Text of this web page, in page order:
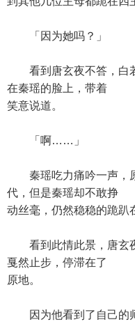
「因为她吗？」
看到唐玄夜不答，白
在秦瑶的脸上，带着
笑意说道。
「啊……」
秦瑶吃力痛吟一声，
代，但是秦瑶却不敢挣
动丝毫，仍然稳稳的跪趴
看到此情此景，唐玄夜
戛然止步，停滞在了
原地。
因为他看到了自己的师